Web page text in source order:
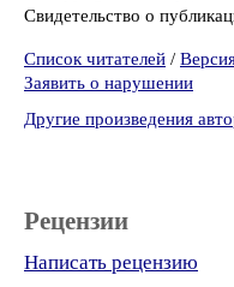
Свидетельство о
Список читателей /
Заявить о нарушении
Другие произведения
Рецензии
Написать рецензию